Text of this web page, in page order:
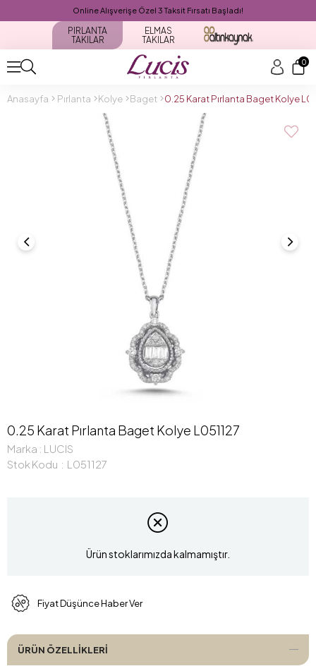
Online Alışverişe Özel 3 Taksit Fırsatı Başladı!
PIRLANTA
TAKILAR
ELMAS
TAKILAR
0
Anasayfa Pırlanta Kolye Baget 0.25 Karat Pırlanta Baget Kolye
0.25 Karat Pırlanta Baget Kolye L051127
Marka : LUCIS
Stok Kodu
L051127
Ürün stoklarımızda kalmamıştır.
Fiyat Düşünce Haber Ver
ÜRÜN ÖZELLIKLERI